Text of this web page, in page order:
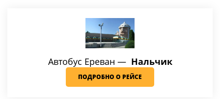
Автобус Ереван — Нальчик
ПОДРОБНО О РЕЙСЕ